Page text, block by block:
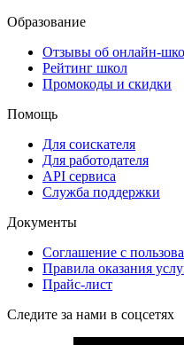
Образование
Отзывы об онлайн-
Рейтинг школ
Промокоды и скидки
Помощь
Для соискателя
Для работодателя
API сервиса
Служба поддержки
Документы
Соглашение с
Правила оказания
Прайс-лист
Следите за нами в соцсетях